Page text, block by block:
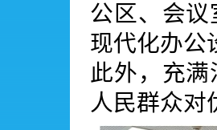
公区、会
现代化办公
此外，充
人民群众对